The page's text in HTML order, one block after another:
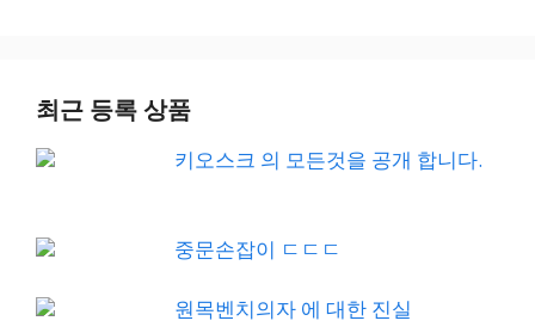
최근 등록 상품
키오스크 의 모든것을 공개 합니다.
중문손잡이 ㄷㄷㄷ
원목벤치의자 에 대한 진실